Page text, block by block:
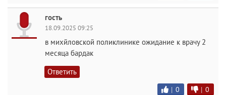
гость
18.09.2025 09:25
в михйловской поликлинике ожидание к врачу 2
месяца бардак
Ответить
| 0 | 0